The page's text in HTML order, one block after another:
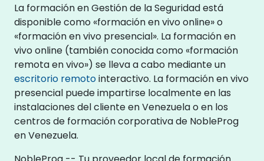
La formación en Gestión de la Seguridad está
disponible como «formación en vivo online» o
«formación en vivo presencial». La formación en
vivo online (también conocida como «formación
remota en vivo») se lleva a cabo mediante un
escritorio remotointeractivo. La formación en vivo
presencial puede impartirse localmente en las
instalaciones del cliente en Venezuela o en los
centros de formación corporativa de NobleProg
en Venezuela.